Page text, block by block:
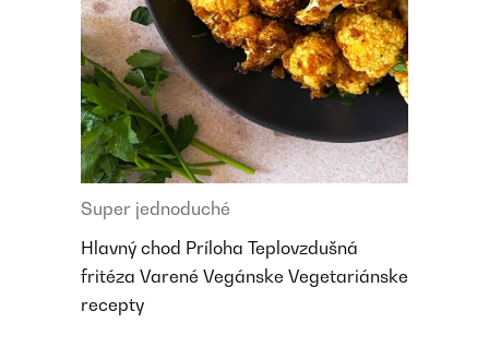
Super jednoduché
Hlavný chod Príloha Teplovzdušná
fritéza Varené Vegánske Vegetariánske
recepty